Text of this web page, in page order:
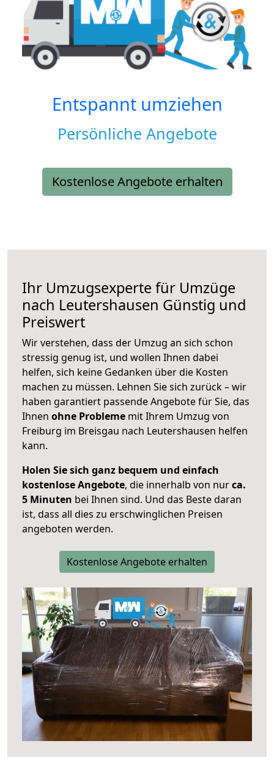
Entspannt umziehen
Persönliche Angebote
Kostenlose Angebote erhalten
Ihr Umzugsexperte für Umzüge
nach Leutershausen Günstig und
Preiswert
Wir verstehen, dass der Umzug an sich schon
stressig genug ist, und wollen Ihnen dabei
helfen, sich keine Gedanken über die Kosten
machen zu müssen. Lehnen Sie sich zurück – wir
haben garantiert passende Angebote für Sie, das
Ihnen ohne Probleme mit Ihrem Umzug von
Freiburg im Breisgau nach Leutershausen helfen
kann.
Holen Sie sich ganz bequem und einfach
kostenlose Angebote, die innerhalb von nurca.
5 Minuten bei Ihnen sind. Und das Beste daran
ist, dass all dies zu erschwinglichen Preisen
angeboten werden.
Kostenlose Angebote erhalten